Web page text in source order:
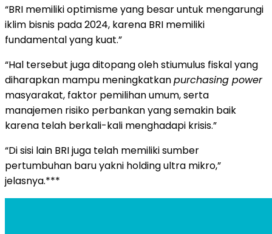
“BRI memiliki optimisme yang besar untuk mengarungi
iklim bisnis pada 2024, karena BRI memiliki
fundamental yang kuat.”
“Hal tersebut juga ditopang oleh stiumulus fiskal yang
diharapkan mampu meningkatkanpurchasing power
masyarakat, faktor pemilihan umum, serta
manajemen risiko perbankan yang semakin baik
karena telah berkali-kali menghadapi krisis.”
“Di sisi lain BRI juga telah memiliki sumber
pertumbuhan baru yakni holding ultra mikro,”
jelasnya.***